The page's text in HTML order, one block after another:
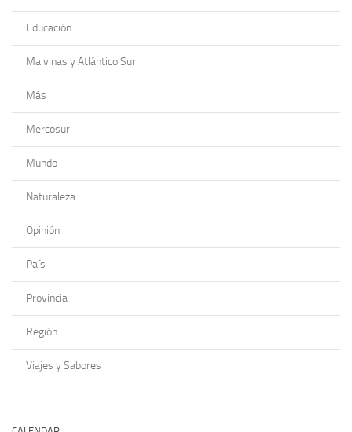
Educación
Malvinas y Atlántico Sur
Más
Mercosur
Mundo
Naturaleza
Opinión
País
Provincia
Región
Viajes y Sabores